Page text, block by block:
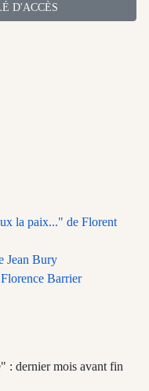
D'ACCÈS
la paix..." de Florent
Jean Bury
Barrier
: dernier mois avant fin